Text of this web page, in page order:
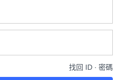
找回 ID ∙ 密碼